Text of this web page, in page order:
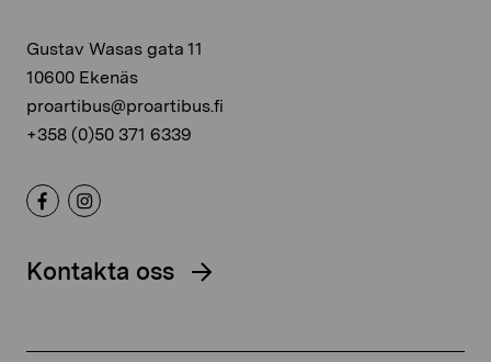
Gustav Wasas gata 11
10600 Ekenäs
proartibus@proartibus.fi
+358 (0)50 371 6339
Kontakta oss